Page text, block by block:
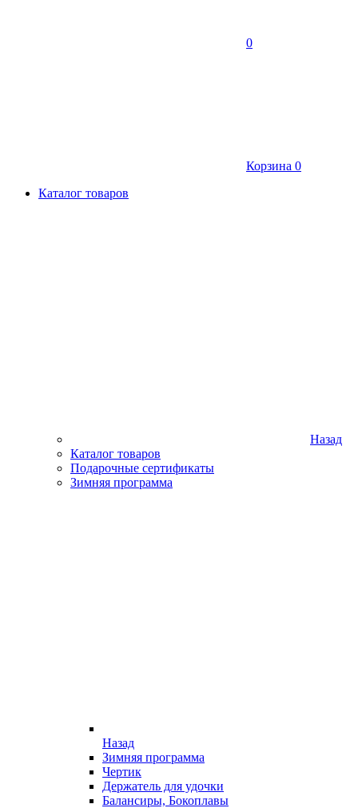
0
Корзина 0
Каталог товаров
Назад
Каталог товаров
Подарочные сертификаты
Зимняя программа
Назад
Зимняя программа
Чертик
Держатель для удочки
Балансиры, Бокоплавы